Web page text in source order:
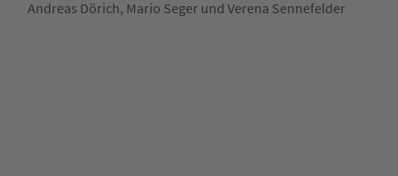
Andreas Dörich, Mario Seger und Verena Sennefelder